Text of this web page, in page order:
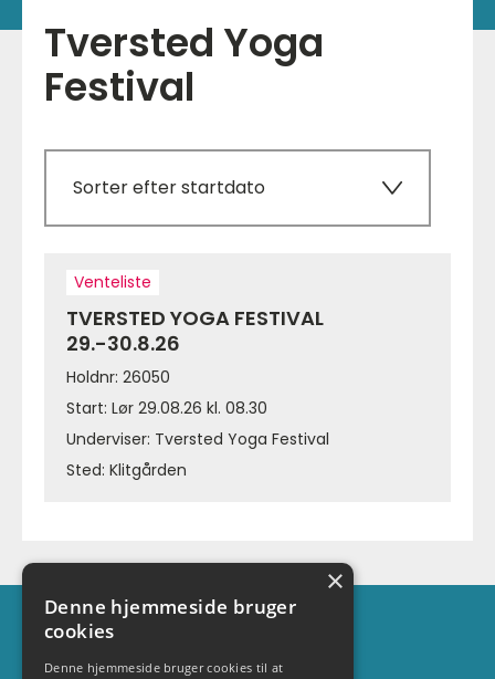
Tversted Yoga
Festival
Sorter efter startdato
Venteliste
TVERSTED YOGA FESTIVAL
29.-30.8.26
Holdnr: 26050
Start: Lør 29.08.26 kl. 08.30
Underviser: Tversted Yoga Festival
Sted: Klitgården
Kontakt
Maj-Britt Zielke
×
Denne hjemmeside bruger
cookies
Denne hjemmeside bruger cookies til at